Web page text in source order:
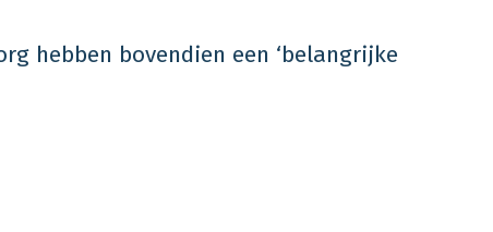
hebben bovendien een ‘belangrijke